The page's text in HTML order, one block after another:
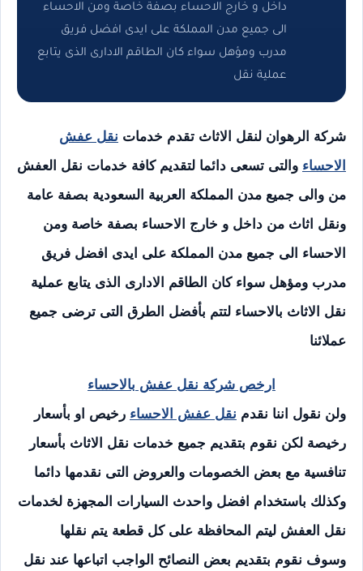
داخل و خارج الاحساء بصفة خاصة ومن الاحساء
الى جميع مدن المملكة على ايدى افضل فريق
مدرب ومؤهل سواء كان الطاقم الادارى الذى يتابع
عملية نقل
شركة الرهوان لنقل الاثاث تقدم خدمات نقل عفش
الاحساء والتى تسعى دائما لتقديم كافة خدمات نقل العفش
من والى جميع مدن المملكة العربية السعودية بصفة عامة
ونقل اثاث من داخل و خارج الاحساء بصفة خاصة ومن
الاحساء الى جميع مدن المملكة على ايدى افضل فريق
مدرب ومؤهل سواء كان الطاقم الادارى الذى يتابع عملية
نقل الاثاث بالاحساء لتتم بأفضل الطرق التى ترضى جميع
عملائنا
ارخص شركة نقل عفش بالاحساء
ولن نقول اننا نقدم نقل عفش الاحساء رخيص او بأسعار
رخيصة لكن نقوم بتقديم جميع خدمات نقل الاثاث بأسعار
تنافسية مع بعض الخصومات والعروض التى نقدمها دائما
وكذلك باستخدام افضل واحدث السيارات المجهزة لخدمات
نقل العفش ليتم المحافظة على كل قطعة يتم نقلها
وسوف نقوم بتقديم بعض النصائح الواجب اتباعها عند نقل